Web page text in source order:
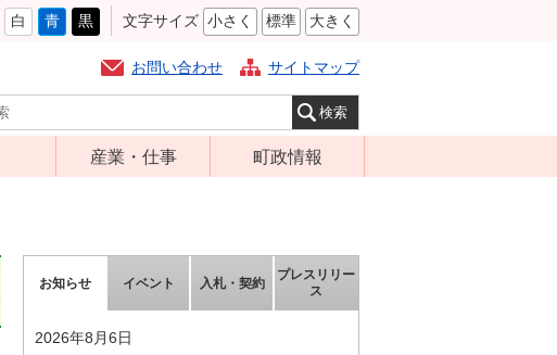
白 青 黒 文字サイズ 小さく 標準 大きく
お問い合わせ サイトマップ
産業・仕事
就労支援
商工業振興
農林業振興
町政情報
庁舎案内
お知らせ イベント 入札・契約
プレスリリー
ス
2026年8月6日